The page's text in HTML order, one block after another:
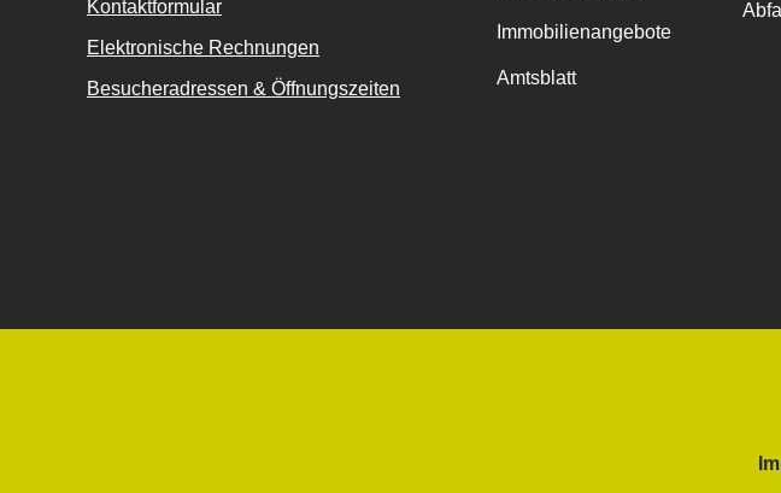
Kontaktformular
Elektronische Rechnungen
Besucheradressen & Öffnungszeiten
Immobilienangebote
Amtsblatt